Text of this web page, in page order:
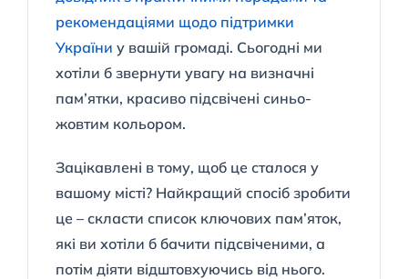
рекомендаціями щодо підтримки
України у вашій громаді. Сьогодні ми
хотіли б звернути увагу на визначні
пам’ятки, красиво підсвічені синьо-
жовтим кольором.
Зацікавлені в тому, щоб це сталося у
вашому місті? Найкращий спосіб зробити
це – скласти список ключових пам’яток,
які ви хотіли б бачити підсвіченими, а
потім діяти відштовхуючись від нього.